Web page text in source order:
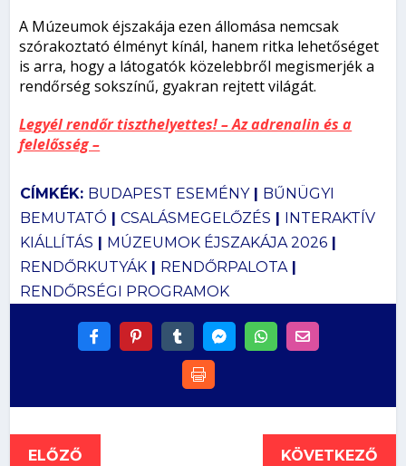
A Múzeumok éjszakája ezen állomása nemcsak
szórakoztató élményt kínál, hanem ritka lehetőséget
is arra, hogy a látogatók közelebbről megismerjék a
rendőrség sokszínű, gyakran rejtett világát.
Legyél rendőr tiszthelyettes! – Az adrenalin és a
felelősség –
CÍMKÉK: BUDAPEST ESEMÉNY| BŰNÜGYI
BEMUTATÓ | CSALÁSMEGELŐZÉS | INTERAKTÍV
KIÁLLÍTÁS | MÚZEUMOK ÉJSZAKÁJA 2026|
RENDŐRKUTYÁK| RENDŐRPALOTA|
RENDŐRSÉGI PROGRAMOK
ELŐZŐ KÖVETKEZŐ